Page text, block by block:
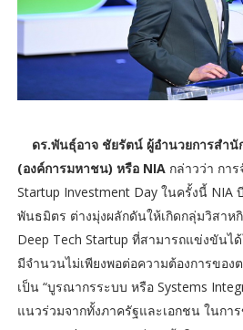
ดร.พันธุ์อาจ ชัยรัตน์ ผู้อำนวยการสำ
(องค์การมหาชน) หรือ NIAกล่าวว่า การ
Startup Investment Day ในครั้งนี้ NIA
พันธมิตร ต่างมุ่งผลักดันให้เกิดกลุ่มวิสาห
Deep Tech Startup ที่สามารถแข่งขันไ
มีจำนวนไม่เพียงพอต่อความต้องการขอ
เป็น “บูรณากรระบบ หรือ Systems
แนวร่วมจากทั้งภาครัฐและเอกชน ในกา